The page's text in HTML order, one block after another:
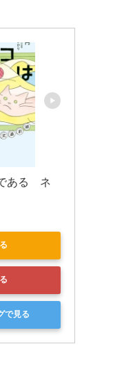
ある　ネ
で見る